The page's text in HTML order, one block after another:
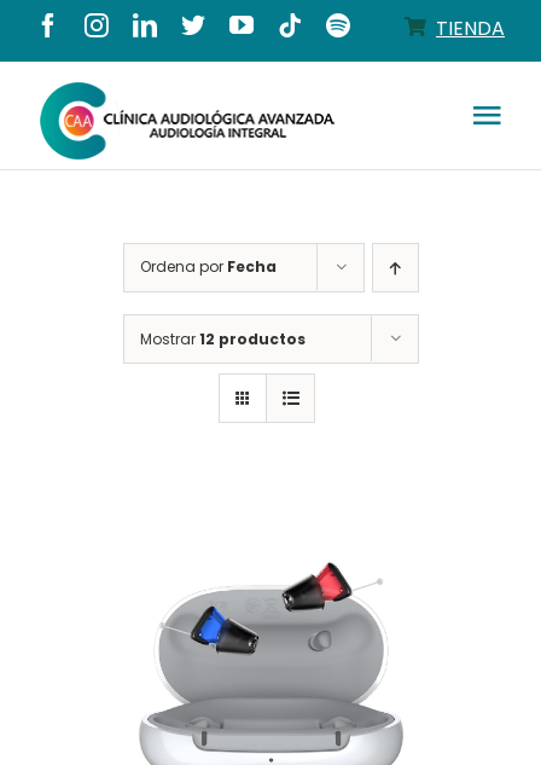
Saltar
contenido
TIENDA
Productos
Llámanos 912 129 122
Ordena por Fecha
Mostrar12 productos